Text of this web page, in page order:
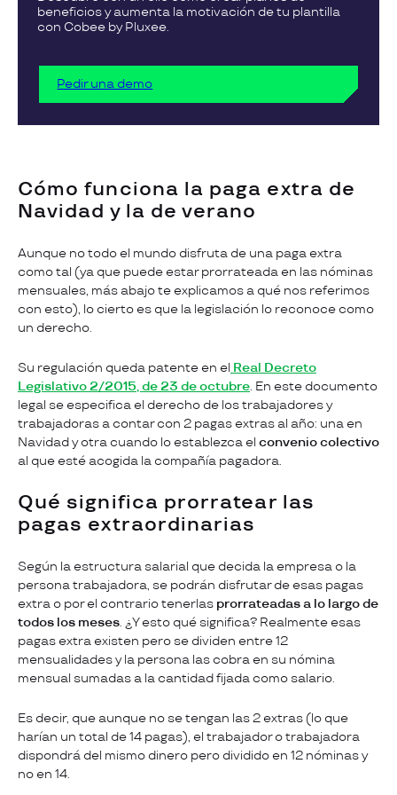
beneficios y aumenta la motivación de tu plantilla
con Cobee by Pluxee.
Pedir una demo
Cómo funciona la paga extra de
Navidad y la de verano
Aunque no todo el mundo disfruta de una paga extra
como tal (ya que puede estar prorrateada en las nóminas
mensuales, más abajo te explicamos a qué nos referimos
con esto), lo cierto es que la legislación lo reconoce como
un derecho.
Su regulación queda patente en el Real Decreto
Legislativo 2/2015, de 23 de octubre. En este documento
legal se especifica el derecho de los trabajadores y
trabajadoras a contar con 2 pagas extras al año: una en
Navidad y otra cuando lo establezca el convenio colectivo
al que esté acogida la compañía pagadora.
Qué significa prorratear las
pagas extraordinarias
Según la estructura salarial que decida la empresa o la
persona trabajadora, se podrán disfrutar de esas pagas
extra o por el contrario tenerlas prorrateadas a lo largo de
todos los meses. ¿Y esto qué significa? Realmente esas
pagas extra existen pero se dividen entre 12
mensualidades y la persona las cobra en su nómina
mensual sumadas a la cantidad fijada como salario.
Es decir, que aunque no se tengan las 2 extras (lo que
harían un total de 14 pagas), el trabajador o trabajadora
dispondrá del mismo dinero pero dividido en 12 nóminas y
no en 14.